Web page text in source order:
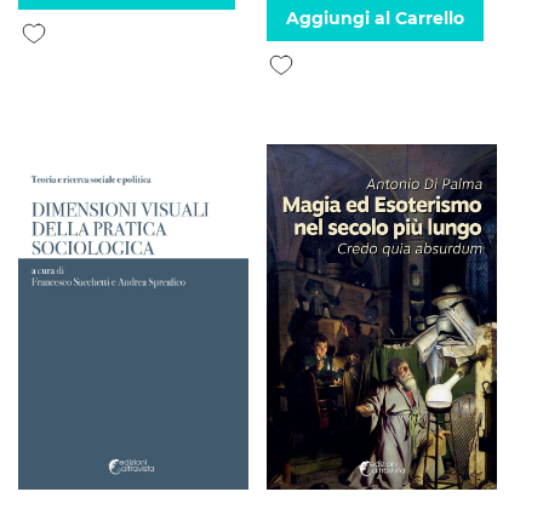
Aggiungi alla lista desideri Aggiungi al Carrello
Aggiungi alla lista desideri